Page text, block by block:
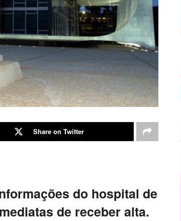
Share on Twitter
do hospital de
de receber alta.